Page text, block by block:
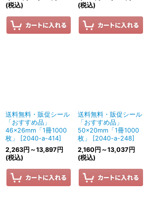
(税込)
(税込)
送料無料・販促シール
「おすすめ品」
46×26mm「1冊1000
枚」
[2040-a-414]
2,263円 ～13,897 円
(税込)
送料無料・販促シール
「おすすめ品」
50×20mm「1冊1000
枚」
[2040-a-248]
2,160 円 ～13,037 円
(税込)